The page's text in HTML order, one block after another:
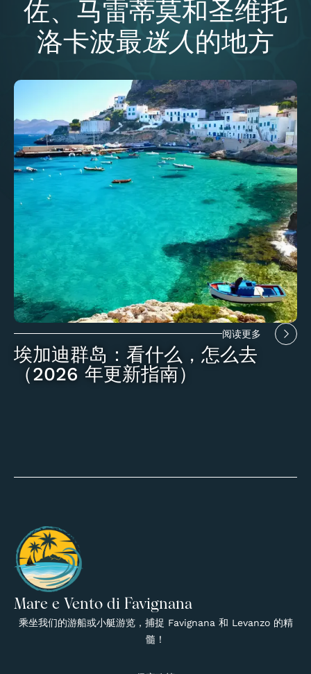
佐、马雷蒂莫和圣维托
洛卡波最迷人 的地方
阅读更多
埃加迪群岛：看什么，怎么去
（2026 年更新指南）
Mare e Vento di Favignana
乘坐我们的游船或小艇游览，捕捉 Favignana 和 Levanzo 的精
髓！